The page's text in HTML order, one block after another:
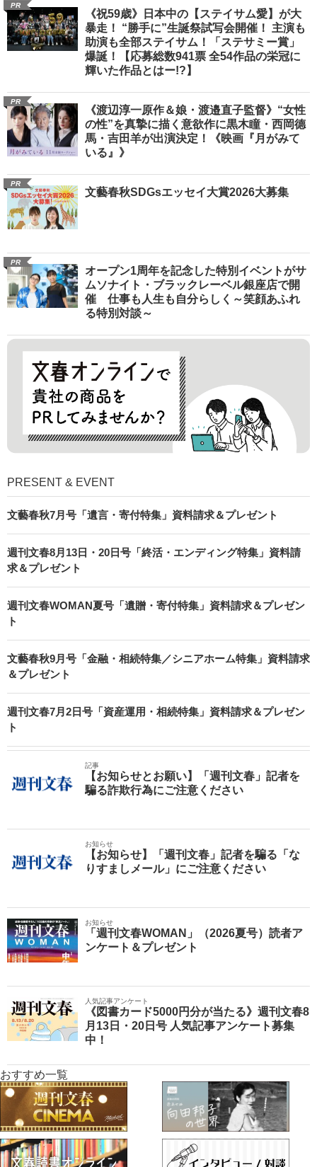
PR
《祝59歳》日本中の【ステイサム愛】が大
暴走！ “勝手に”生誕祭試写会開催！ 主演も
助演も全部ステイサム！「ステサミー賞」
爆誕！【応募総数941票 全54作品の栄冠に
輝いた作品とはー!?】
PR
《渡辺淳一原作＆娘・渡邉直子監督》“女性
の性”を真摯に描く意欲作に黒木瞳・西岡德
馬・吉田羊が出演決定！《映画『月がみて
いる』》
PR
文藝春秋SDGsエッセイ大賞2026大募集
PR
オープン1周年を記念した特別イベントがサ
ムソナイト・ブラックレーベル銀座店で開
催 仕事も人生も自分らしく～笑顔あふれ
る特別対談～
PRESENT & EVENT
文藝春秋7月号「遺言・寄付特集」資料請求＆プレゼント
週刊文春8月13日・20日号「終活・エンディング特集」資料請
求＆プレゼント
週刊文春WOMAN夏号「遺贈・寄付特集」資料請求＆プレゼン
ト
文藝春秋9月号「金融・相続特集／シニアホーム特集」資料請求
＆プレゼント
週刊文春7月2日号「資産運用・相続特集」資料請求＆プレゼン
ト
記事
【お知らせとお願い】「週刊文春」記者を
騙る詐欺行為にご注意ください
お知らせ
【お知らせ】「週刊文春」記者を騙る「な
りすましメール」にご注意ください
お知らせ
「週刊文春WOMAN」（2026夏号）読者ア
ンケート＆プレゼント
人気記事アンケート
《図書カード5000円分が当たる》週刊文春8
月13日・20日号 人気記事アンケート募集
中！
おすすめ一覧